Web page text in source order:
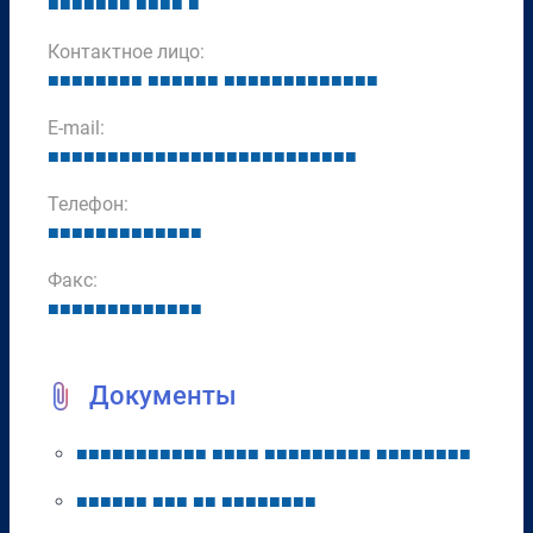
■■■■■■■ ■■■■ ■
Контактное лицо:
■■■■■■■■ ■■■■■■ ■■■■■■■■■■■■■
E-mail:
■■■■■■■■■■■■■■■■■■■■■■■■■■
Телефон:
■■■■■■■■■■■■■
Факс:
■■■■■■■■■■■■■
Документы
■■■■■■■■■■■ ■■■■ ■■■■■■■■■ ■■■■■■■■
■■■■■■ ■■■ ■■ ■■■■■■■■